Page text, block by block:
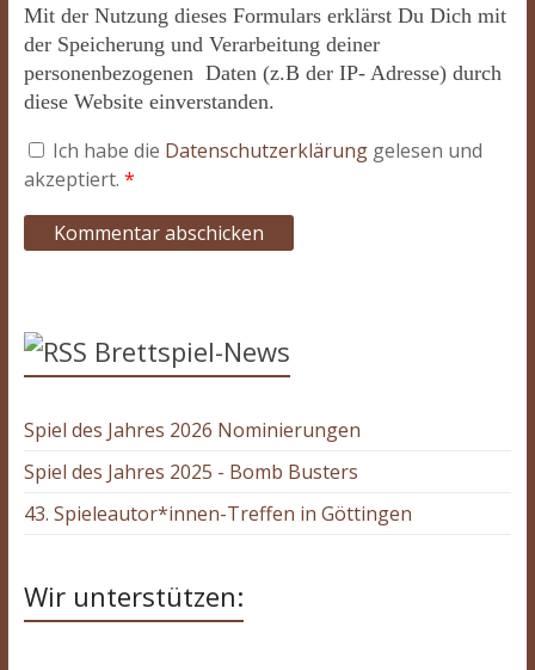
Mit der Nutzung dieses Formulars erklärst Du Dich mit
der Speicherung und Verarbeitung deiner
personenbezogenen Daten (z.B der IP- Adresse) durch
diese Website einverstanden.
Ich habe die Datenschutzerklärung gelesen und
akzeptiert. *
Brettspiel-News
Spiel des Jahres 2026 Nominierungen
Spiel des Jahres 2025 - Bomb Busters
43. Spieleautor*innen-Treffen in Göttingen
Wir unterstützen: